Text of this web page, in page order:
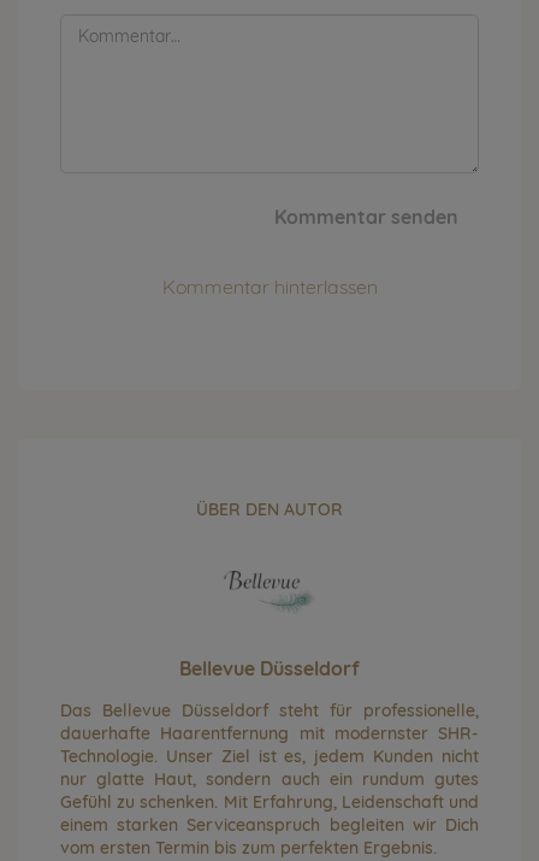
Kommentar senden
Kommentar hinterlassen
ÜBER DEN AUTOR
Bellevue Düsseldorf
Das Bellevue Düsseldorf steht für professionelle,
dauerhafte Haarentfernung mit modernster SHR-
Technologie. Unser Ziel ist es, jedem Kunden nicht
nur glatte Haut, sondern auch ein rundum gutes
Gefühl zu schenken. Mit Erfahrung, Leidenschaft und
einem starken Serviceanspruch begleiten wir Dich
vom ersten Termin bis zum perfekten Ergebnis.